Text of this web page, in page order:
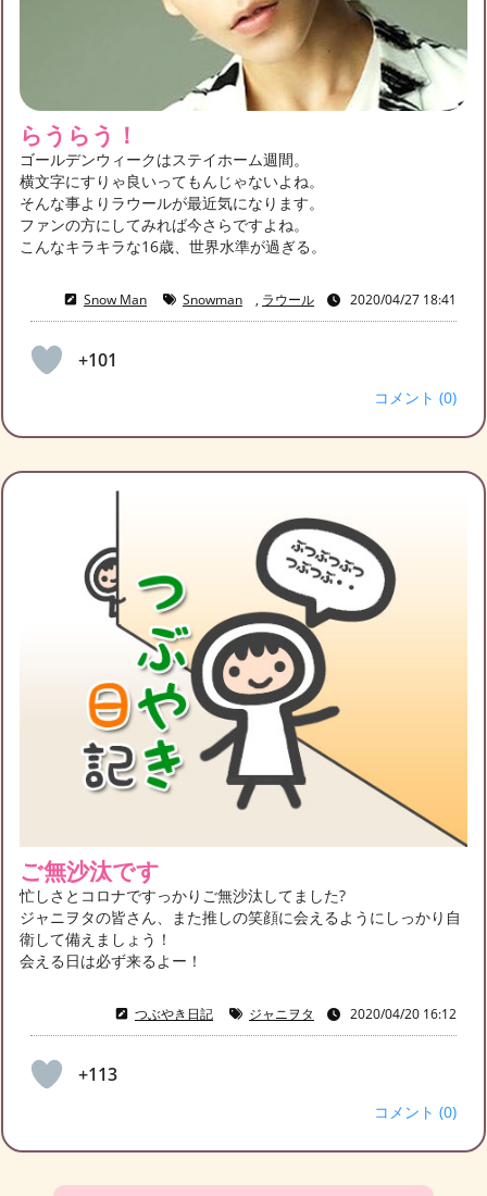
らうらう！
ゴールデンウィークはステイホーム週間。
横文字にすりゃ良いってもんじゃないよね。
そんな事よりラウールが最近気になります。
ファンの方にしてみれば今さらですよね。
こんなキラキラな16歳、世界水準が過ぎる。
Snow Man Snowman , ラウール 2020/04/27 18:41
+101
コメント (0)
ご無沙汰です
忙しさとコロナですっかりご無沙汰してました?
ジャニヲタの皆さん、また推しの笑顔に会えるようにしっかり自
衛して備えましょう！
会える日は必ず来るよー！
つぶやき日記 ジャニヲタ 2020/04/20 16:12
+113
コメント (0)